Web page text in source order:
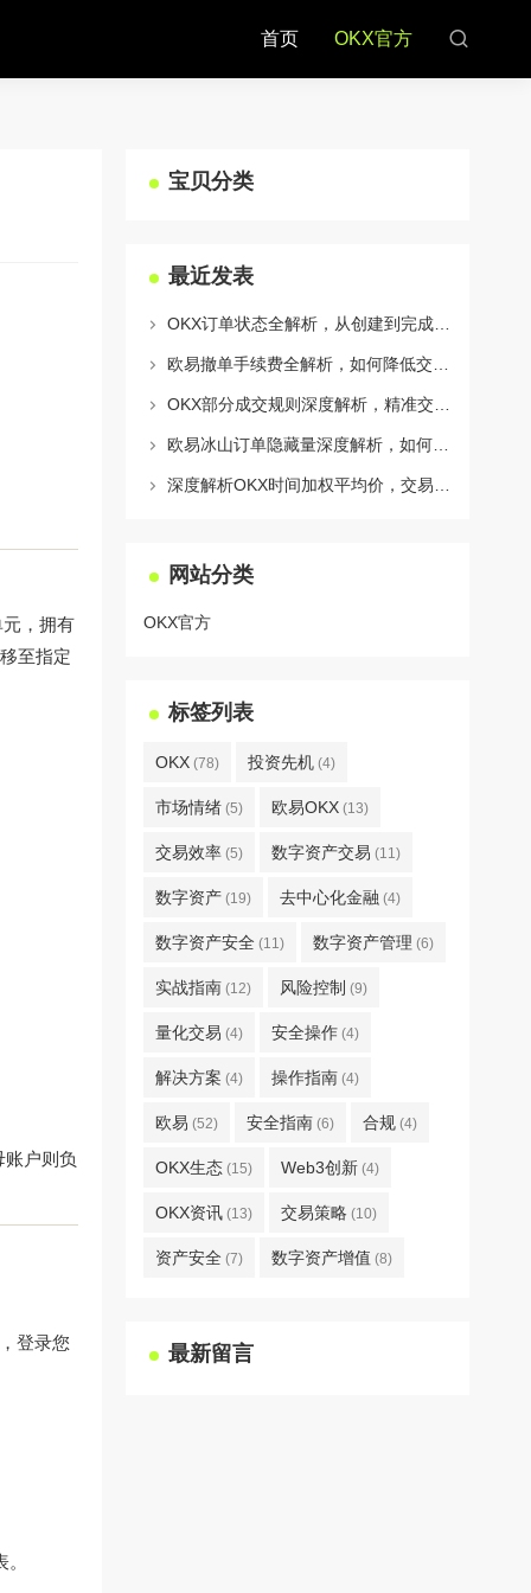
首页 OKX官方
，拥有
至指定
户则负
登录您
宝贝分类
最近发表
网站分类
OKX官方
标签列表
OKX (78) 投资先机 (4)
市场情绪 (5) 欧易OKX (13)
交易效率 (5) 数字资产交易 (11)
数字资产 (19) 去中心化金融 (4)
数字资产安全 (11) 数字资产管理 (6)
实战指南 (12) 风险控制 (9)
量化交易 (4) 安全操作 (4)
解决方案 (4) 操作指南 (4)
欧易 (52) 安全指南 (6) 合规 (4)
OKX生态 (15) Web3创新 (4)
OKX资讯 (13) 交易策略 (10)
资产安全 (7) 数字资产增值 (8)
最新留言